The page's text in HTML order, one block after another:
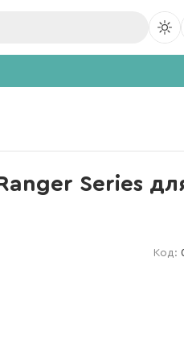
Series
Код: